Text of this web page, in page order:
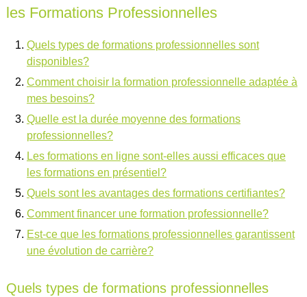
les Formations Professionnelles
Quels types de formations professionnelles sont
disponibles?
Comment choisir la formation professionnelle adaptée à
mes besoins?
Quelle est la durée moyenne des formations
professionnelles?
Les formations en ligne sont-elles aussi efficaces que
les formations en présentiel?
Quels sont les avantages des formations certifiantes?
Comment financer une formation professionnelle?
Est-ce que les formations professionnelles garantissent
une évolution de carrière?
Quels types de formations professionnelles